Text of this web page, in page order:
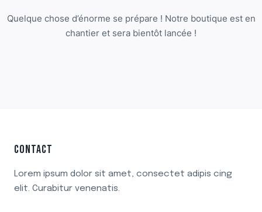
Quelque chose d’énorme se prépare ! Notre boutique est en
chantier et sera bientôt lancée !
CONTACT
Lorem ipsum dolor sit amet, consectet adipis cing
elit. Curabitur venenatis.